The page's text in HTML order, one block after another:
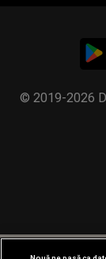
© 2019-2026